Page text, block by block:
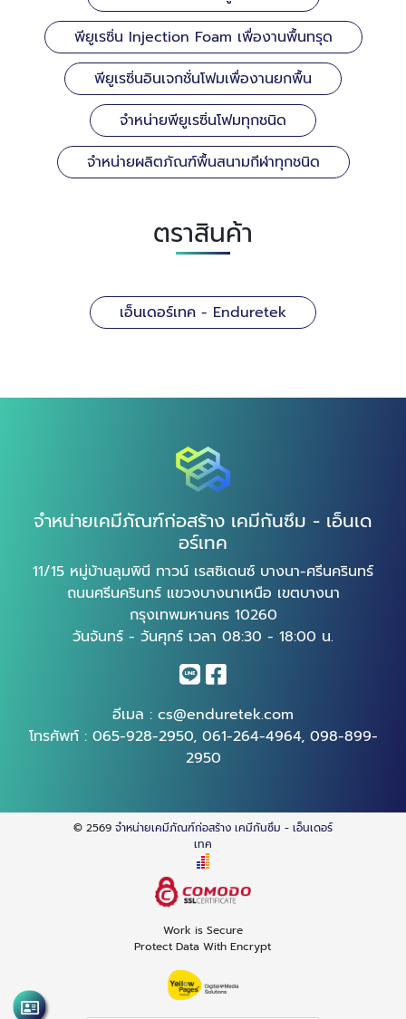
พียูเรซิ่น Injection Foam เพื่องานพื้นทรุด
พียูเรซิ่นอินเจกชั่นโฟมเพื่องานยกพื้น
จำหน่ายพียูเรซิ่นโฟมทุกชนิด
จำหน่ายผลิตภัณฑ์พื้นสนามกีฬาทุกชนิด
ตราสินค้า
เอ็นเดอร์เทค - Enduretek
จำหน่ายเคมีภัณฑ์ก่อสร้าง เคมีกันซึม - เอ็นเด
อร์เทค
11/15 หมู่บ้านลุมพินี ทาวน์ เรสซิเดนซ์ บางนา-ศรีนครินทร์
ถนนศรีนครินทร์ แขวงบางนาเหนือ เขตบางนา
กรุงเทพมหานคร 10260
วันจันทร์ - วันศุกร์ เวลา 08:30 - 18:00 น.
อีเมล : cs@enduretek.com
โทรศัพท์ : 065-928-2950, 061-264-4964, 098-899-
2950
© 2569 จำหน่ายเคมีภัณฑ์ก่อสร้าง เคมีกันซึม - เอ็นเดอร์
เทค
Work is Secure
Protect Data With Encrypt